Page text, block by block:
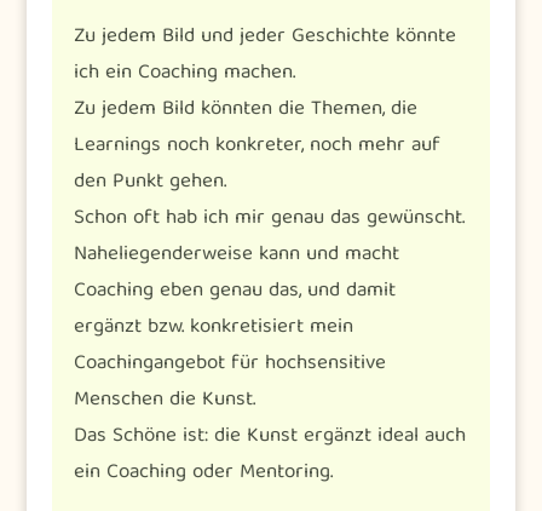
Zu jedem Bild und jeder Geschichte könnte
ich ein Coaching machen.
Zu jedem Bild könnten die Themen, die
Learnings noch konkreter, noch mehr auf
den Punkt gehen.
Schon oft hab ich mir genau das gewünscht.
Naheliegenderweise kann und macht
Coaching eben genau das, und damit
ergänzt bzw. konkretisiert mein
Coachingangebot für hochsensitive
Menschen die Kunst.
Das Schöne ist: die Kunst ergänzt ideal auch
ein Coaching oder Mentoring.